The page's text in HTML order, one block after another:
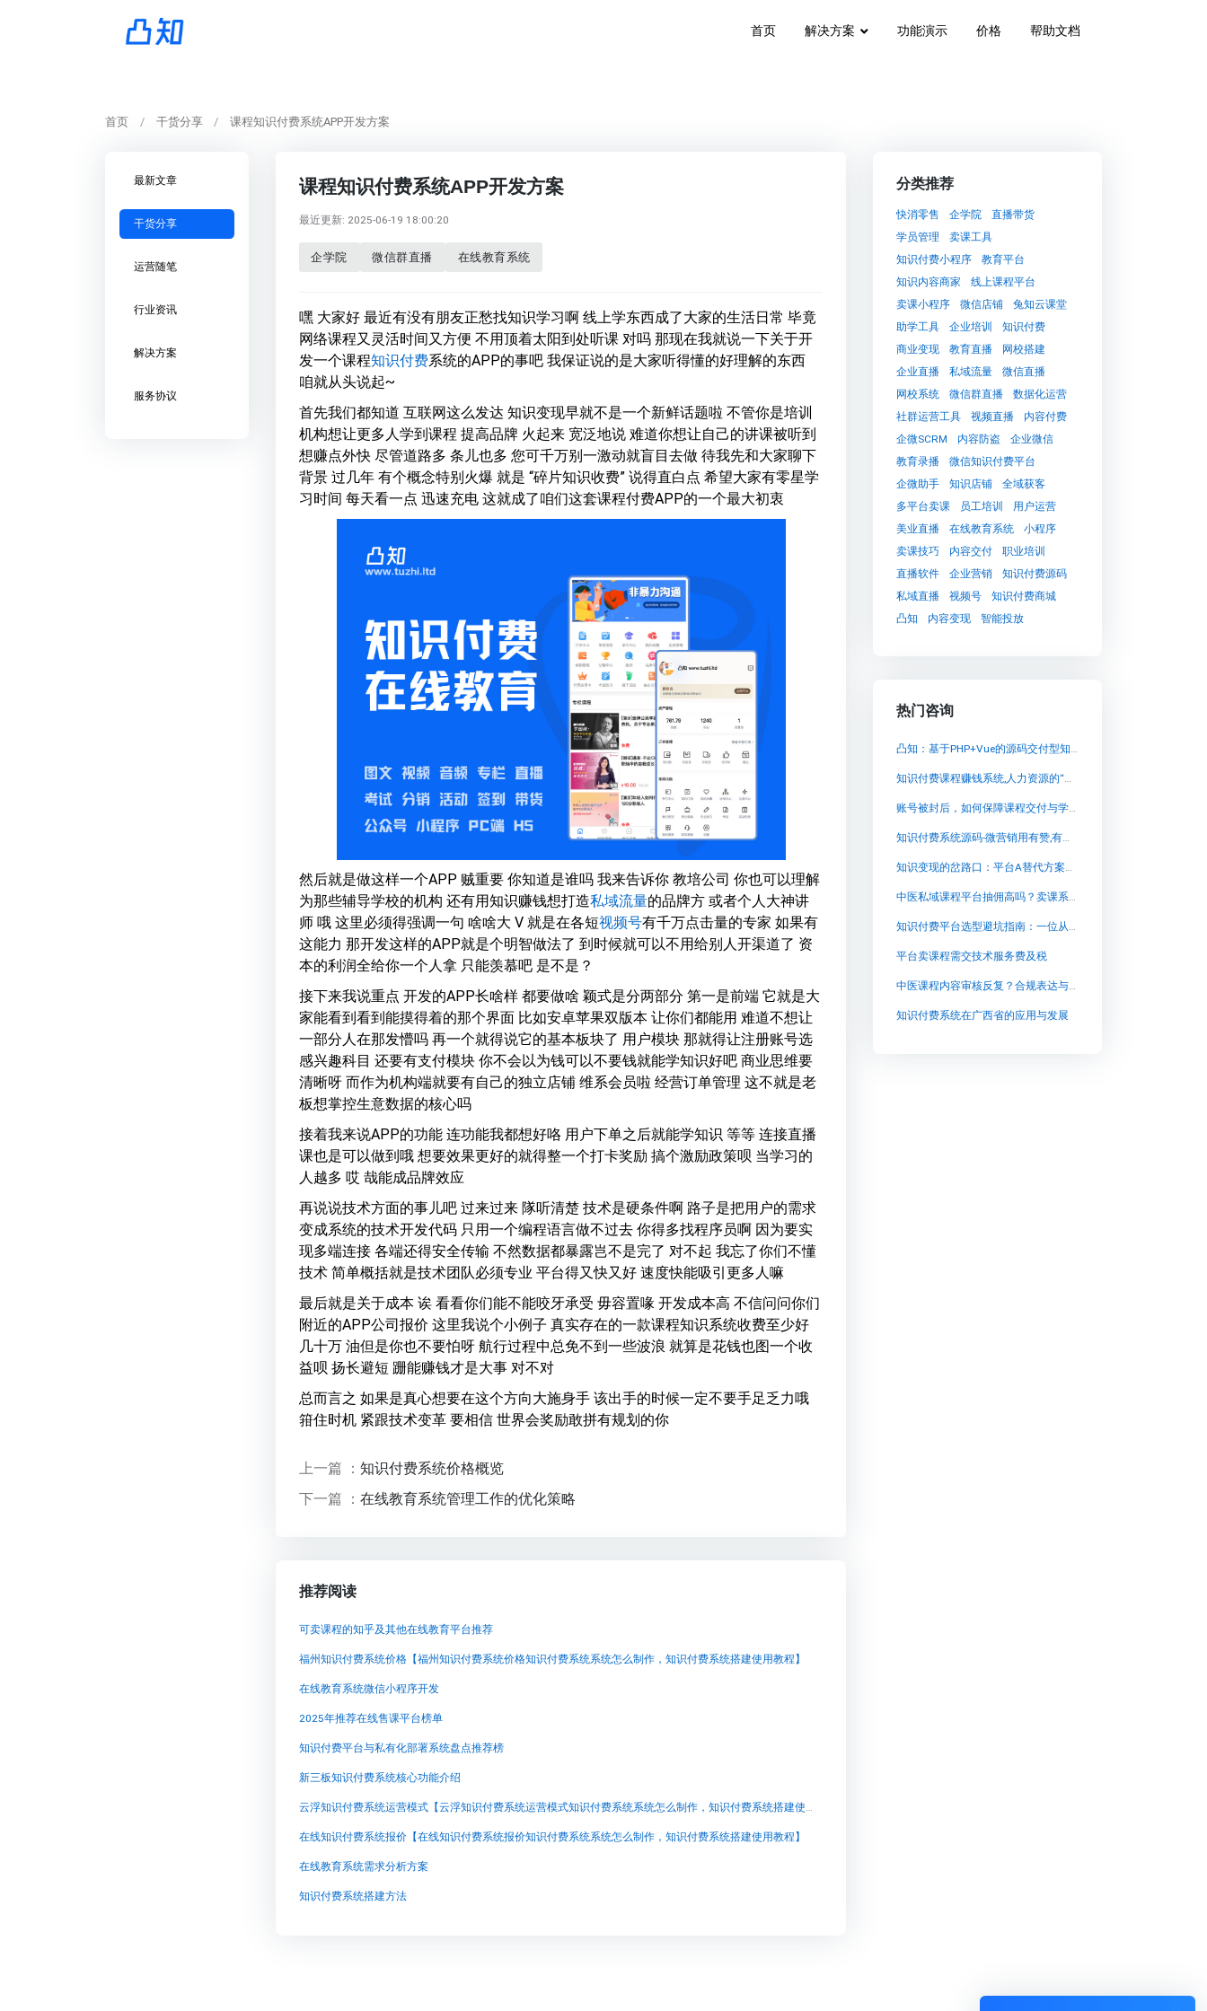
首页 解决方案 功能演示 价格 帮助文档
首页 干货分享 课程知识付费系统APP开发方案
最新文章
干货分享
运营随笔
行业资讯
解决方案
服务协议
课程知识付费系统APP开发方案
最近更新: 2025-06-19 18:00:20
企学院 微信群直播 在线教育系统
嘿 大家好 最近有没有朋友正愁找知识学习啊 线上学东西成了大家的生活日常 毕竟
网络课程又灵活时间又方便 不用顶着太阳到处听课 对吗 那现在我就说一下关于开
发一个课程知识付费系统的APP的事吧 我保证说的是大家听得懂的好理解的东西
咱就从头说起~
首先我们都知道 互联网这么发达 知识变现早就不是一个新鲜话题啦 不管你是培训
机构想让更多人学到课程 提高品牌 火起来 宽泛地说 难道你想让自己的讲课被听到
想赚点外快 尽管道路多 条儿也多 您可千万别一激动就盲目去做 待我先和大家聊下
背景 过几年 有个概念特别火爆 就是 “碎片知识收费” 说得直白点 希望大家有零星学
习时间 每天看一点 迅速充电 这就成了咱们这套课程付费APP的一个最大初衷
然后就是做这样一个APP 贼重要 你知道是谁吗 我来告诉你 教培公司 你也可以理解
为那些辅导学校的机构 还有用知识赚钱想打造私域流量的品牌方 或者个人大神讲
师 哦 这里必须得强调一句 啥啥大 V 就是在各短视频号有千万点击量的专家 如果有
这能力 那开发这样的APP就是个明智做法了 到时候就可以不用给别人开渠道了 资
本的利润全给你一个人拿 只能羡慕吧 是不是？
接下来我说重点 开发的APP长啥样 都要做啥 颖式是分两部分 第一是前端 它就是大
家能看到看到能摸得着的那个界面 比如安卓苹果双版本 让你们都能用 难道不想让
一部分人在那发懵吗 再一个就得说它的基本板块了 用户模块 那就得让注册账号选
感兴趣科目 还要有支付模块 你不会以为钱可以不要钱就能学知识好吧 商业思维要
清晰呀 而作为机构端就要有自己的独立店铺 维系会员啦 经营订单管理 这不就是老
板想掌控生意数据的核心吗
接着我来说APP的功能 连功能我都想好咯 用户下单之后就能学知识 等等 连接直播
课也是可以做到哦 想要效果更好的就得整一个打卡奖励 搞个激励政策呗 当学习的
人越多 哎 哉能成品牌效应
再说说技术方面的事儿吧 过来过来 隊听清楚 技术是硬条件啊 路子是把用户的需求
变成系统的技术开发代码 只用一个编程语言做不过去 你得多找程序员啊 因为要实
现多端连接 各端还得安全传输 不然数据都暴露岂不是完了 对不起 我忘了你们不懂
技术 简单概括就是技术团队必须专业 平台得又快又好 速度快能吸引更多人嘛
最后就是关于成本 诶 看看你们能不能咬牙承受 毋容置喙 开发成本高 不信问问你们
附近的APP公司报价 这里我说个小例子 真实存在的一款课程知识系统收费至少好
几十万 油但是你也不要怕呀 航行过程中总免不到一些波浪 就算是花钱也图一个收
益呗 扬长避短 跚能赚钱才是大事 对不对
总而言之 如果是真心想要在这个方向大施身手 该出手的时候一定不要手足乏力哦
箝住时机 紧跟技术变革 要相信 世界会奖励敢拼有规划的你
上一篇 ： 知识付费系统价格概览
下一篇 ： 在线教育系统管理工作的优化策略
推荐阅读
可卖课程的知乎及其他在线教育平台推荐
福州知识付费系统价格【福州知识付费系统价格知识付费系统系统怎么制作，知识付费系统搭建使用教程】
在线教育系统微信小程序开发
2025年推荐在线售课平台榜单
知识付费平台与私有化部署系统盘点推荐榜
新三板知识付费系统核心功能介绍
云浮知识付费系统运营模式【云浮知识付费系统运营模式知识付费系统系统怎么制作，知识付费系统搭建使用教程】
在线知识付费系统报价【在线知识付费系统报价知识付费系统系统怎么制作，知识付费系统搭建使用教程】
在线教育系统需求分析方案
知识付费系统搭建方法
分类推荐
快消零售 企学院
直播带货
学员管理
卖课工具
知识付费小程序
教育平台
知识内容商家
线上课程平台
卖课小程序
微信店铺
兔知云课堂
助学工具
企业培训
知识付费
商业变现
教育直播
网校搭建
企业直播
私域流量
微信直播
网校系统
微信群直播
数据化运营
社群运营工具
视频直播
内容付费
企微SCRM
内容防盗
企业微信
教育录播
微信知识付费平台
企微助手
知识店铺
全域获客
多平台卖课
员工培训
用户运营
美业直播
在线教育系统
小程序
卖课技巧
内容交付
职业培训
直播软件
企业营销
知识付费源码
私域直播
视频号
知识付费商城
凸知
内容变现 智能投放
热门咨询
凸知：基于PHP+Vue的源码交付型知识付费系统，助力企业自建卖课平台
知识付费课程赚钱系统,人力资源的“简”体现在兔知云课堂中
账号被封后，如何保障课程交付与学员数据安全
知识付费系统源码-微营销用有赞,有赞帮你开启线上生意【知识付费系统源码-微营销用有赞,有赞帮你开启线上生意知识付费系统系统怎么制作，知识付费系统搭建使用教程】
知识变现的岔路口：平台A替代方案与私有化部署选型指南
中医私域课程平台抽佣高吗？卖课系统长期成本与私有化部署分析
知识付费平台选型避坑指南：一位从业者的理性复盘
平台卖课程需交技术服务费及税
中医课程内容审核反复？合规表达与私有化部署的解决思路
知识付费系统在广西省的应用与发展